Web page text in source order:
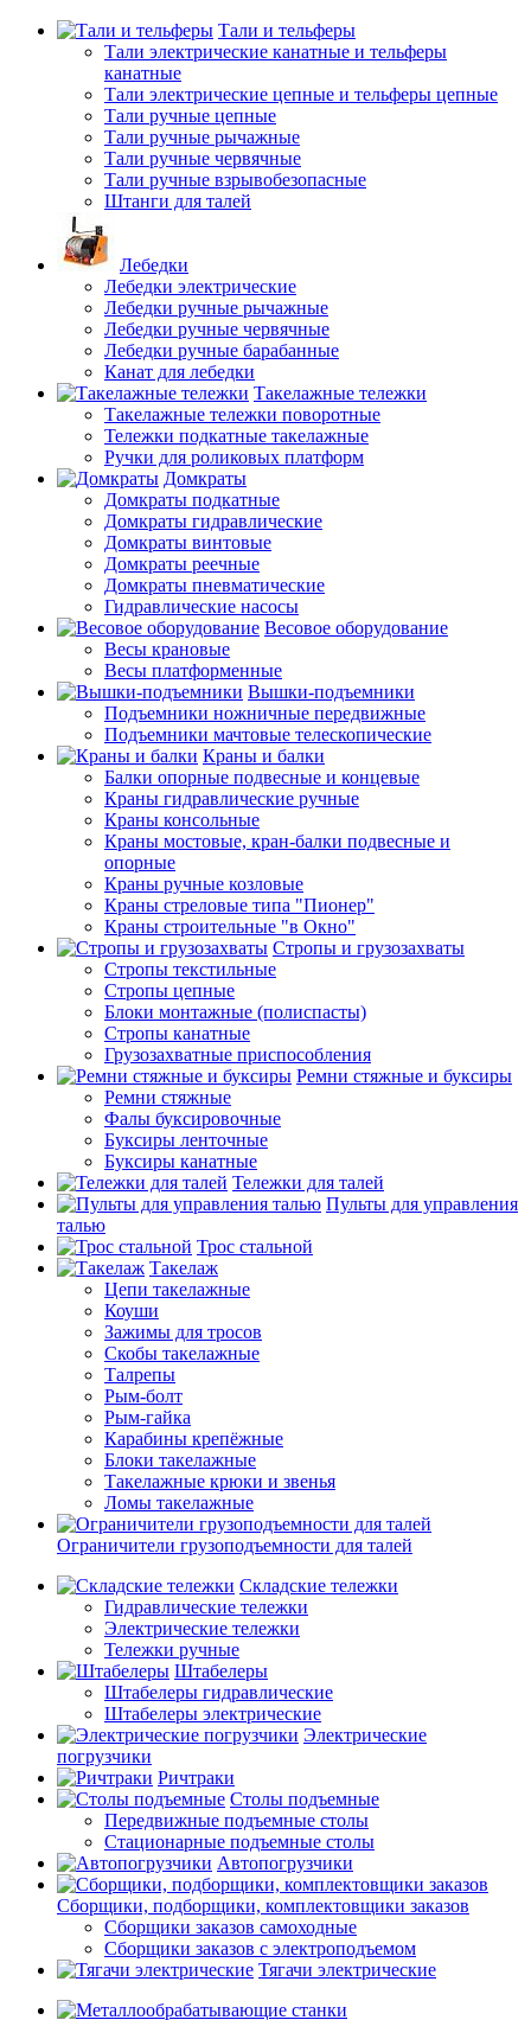
Тали и тельферы
Тали электрические канатные и тельферы
канатные
Тали электрические цепные и тельферы цепные
Тали ручные цепные
Тали ручные рычажные
Тали ручные червячные
Тали ручные взрывобезопасные
Штанги для талей
Лебедки
Лебедки электрические
Лебедки ручные рычажные
Лебедки ручные червячные
Лебедки ручные барабанные
Канат для лебедки
Такелажные тележки
Такелажные тележки поворотные
Тележки подкатные такелажные
Ручки для роликовых платформ
Домкраты
Домкраты подкатные
Домкраты гидравлические
Домкраты винтовые
Домкраты реечные
Домкраты пневматические
Гидравлические насосы
Весовое оборудование
Весы крановые
Весы платформенные
Вышки-подъемники
Подъемники ножничные передвижные
Подъемники мачтовые телескопические
Краны и балки
Балки опорные подвесные и концевые
Краны гидравлические ручные
Краны консольные
Краны мостовые, кран-балки подвесные и
опорные
Краны ручные козловые
Краны стреловые типа "Пионер"
Краны строительные "в Окно"
Стропы и грузозахваты
Стропы текстильные
Стропы цепные
Блоки монтажные (полиспасты)
Стропы канатные
Грузозахватные приспособления
Ремни стяжные и буксиры
Ремни стяжные
Фалы буксировочные
Буксиры ленточные
Буксиры канатные
Тележки для талей
Пульты для управления
талью
Трос стальной
Такелаж
Цепи такелажные
Коуши
Зажимы для тросов
Скобы такелажные
Талрепы
Рым-болт
Рым-гайка
Карабины крепёжные
Блоки такелажные
Такелажные крюки и звенья
Ломы такелажные
Ограничители грузоподъемности для талей
Складские тележки
Гидравлические тележки
Электрические тележки
Тележки ручные
Штабелеры
Штабелеры гидравлические
Штабелеры электрические
Электрические
погрузчики
Ричтраки
Столы подъемные
Передвижные подъемные столы
Стационарные подъемные столы
Автопогрузчики
Сборщики, подборщики, комплектовщики заказов
Сборщики заказов самоходные
Сборщики заказов с электроподъемом
Тягачи электрические